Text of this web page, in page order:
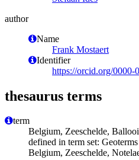
author
Name
Frank Mostaert
Identifier
https://orcid.org/0000-
thesaurus terms
term
Belgium, Zeeschelde,
defined in term set:
Belgium, Zeeschelde,